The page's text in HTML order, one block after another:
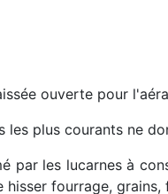
ouverte pour
les plus courants ne
par les lucarnes à
fourrage, grains,